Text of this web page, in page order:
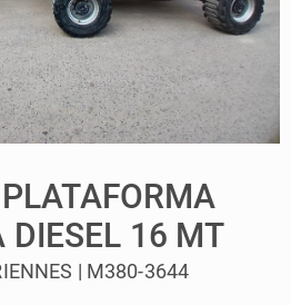
DIESEL 16 MT
| M380-3644